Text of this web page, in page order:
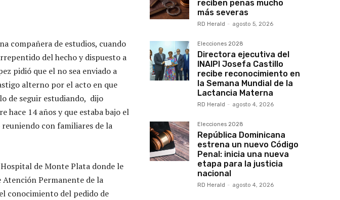
compañera de estudios, cuando
del hecho y dispuesto a
pidió que el no sea enviado a
alterno por el acto en que
de seguir estudiando, dijo
hace 14 años y que estaba bajo el
reuniendo con familiares de la
de Monte Plata donde le
Atención Permanente de la
conocimiento del pedido de
reciben penas mucho
más severas
RD Herald - agosto 5, 2026
Elecciones 2028
Directora ejecutiva del
INAIPI Josefa Castillo
recibe reconocimiento en
la Semana Mundial de la
Lactancia Materna
RD Herald - agosto 4, 2026
Elecciones 2028
República Dominicana
estrena un nuevo Código
Penal: inicia una nueva
etapa para la justicia
nacional
RD Herald - agosto 4, 2026